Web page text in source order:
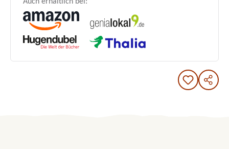
Auch erhältlich bei: